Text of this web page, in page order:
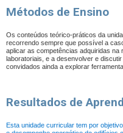
Métodos de Ensino
Os conteúdos teórico-práticos da
recorrendo sempre que possível a
aplicar as competências adquiridas
laboratoriais, e a desenvolver e
convidados ainda a explorar
Resultados de
Esta unidade curricular tem por